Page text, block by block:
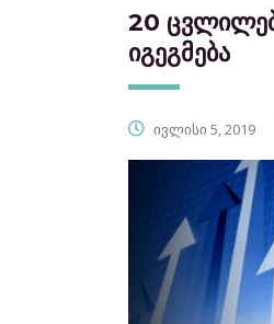
20
იგეგმება
ივლისი 5, 2019